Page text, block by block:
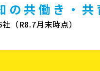
共働き・共
（R8.7月末時点）